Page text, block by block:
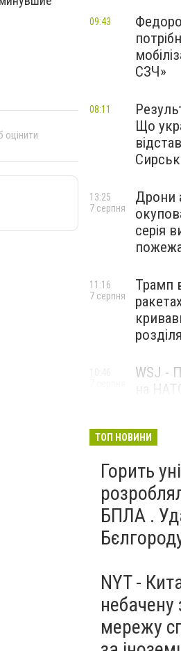
оцінити
СЗЧ»
09:43
Що
08:11
Дрони
серія
13:25
7 серпня
Трамп
11:16
7 серпня
WSJ -
на
ТОП НОВИНИ
Горить
БПЛА .
NYT -
мережу